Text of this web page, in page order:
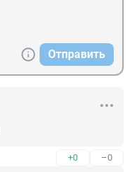
Отправить
+0 –0